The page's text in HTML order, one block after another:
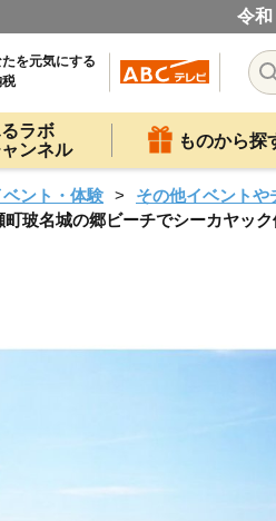
令
を元気にする
ラボ
ンネル
ものから探
ント・体験
その他イベントや
町玻名城の郷ビーチでシーカヤ